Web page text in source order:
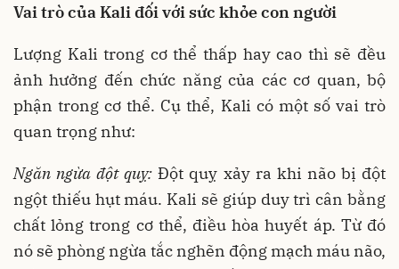
Vai trò của Kali đối với sức khỏe con người
Lượng Kali trong cơ thể thấp hay cao thì sẽ đều
ảnh hưởng đến chức năng của các cơ quan, bộ
phận trong cơ thể. Cụ thể, Kali có một số vai trò
quan trọng như:
Ngăn ngừa đột quỵ:Đột quỵ xảy ra khi não bị đột
ngột thiếu hụt máu. Kali sẽ giúp duy trì cân bằng
chất lỏng trong cơ thể, điều hòa huyết áp. Từ đó
nó sẽ phòng ngừa tắc nghẽn động mạch máu não,